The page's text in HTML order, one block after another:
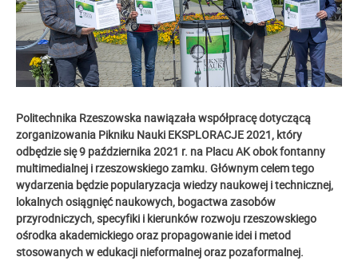
Politechnika Rzeszowska nawiązała współpracę dotyczącą
zorganizowania Pikniku Nauki EKSPLORACJE 2021, który
odbędzie się 9 października 2021 r. na Placu AK obok fontanny
multimedialnej i rzeszowskiego zamku. Głównym celem tego
wydarzenia będzie popularyzacja wiedzy naukowej i technicznej,
lokalnych osiągnięć naukowych, bogactwa zasobów
przyrodniczych, specyfiki i kierunków rozwoju rzeszowskiego
ośrodka akademickiego oraz propagowanie idei i metod
stosowanych w edukacji nieformalnej oraz pozaformalnej.